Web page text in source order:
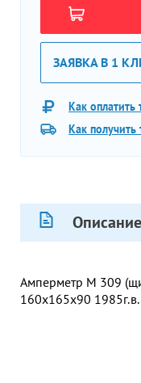
ЗАЯВКА В 1
Как оплатить
Как получить
Описание
Амперметр М 309
160х165х90 1985г.в.